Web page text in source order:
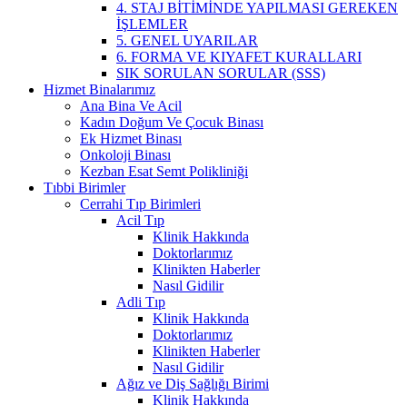
4. STAJ BİTİMİNDE YAPILMASI GEREKEN
İŞLEMLER
5. GENEL UYARILAR
6. FORMA VE KIYAFET KURALLARI
SIK SORULAN SORULAR (SSS)
Hizmet Binalarımız
Ana Bina Ve Acil
Kadın Doğum Ve Çocuk Binası
Ek Hizmet Binası
Onkoloji Binası
Kezban Esat Semt Polikliniği
Tıbbi Birimler
Cerrahi Tıp Birimleri
Acil Tıp
Klinik Hakkında
Doktorlarımız
Klinikten Haberler
Nasıl Gidilir
Adli Tıp
Klinik Hakkında
Doktorlarımız
Klinikten Haberler
Nasıl Gidilir
Ağız ve Diş Sağlığı Birimi
Klinik Hakkında